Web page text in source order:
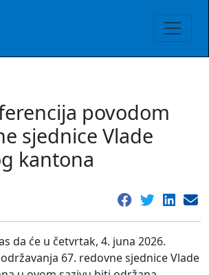
povodom
sjednice Vlade
kantona
da će u četvrtak, 4. juna 2026.
67. redovne sjednice Vlade